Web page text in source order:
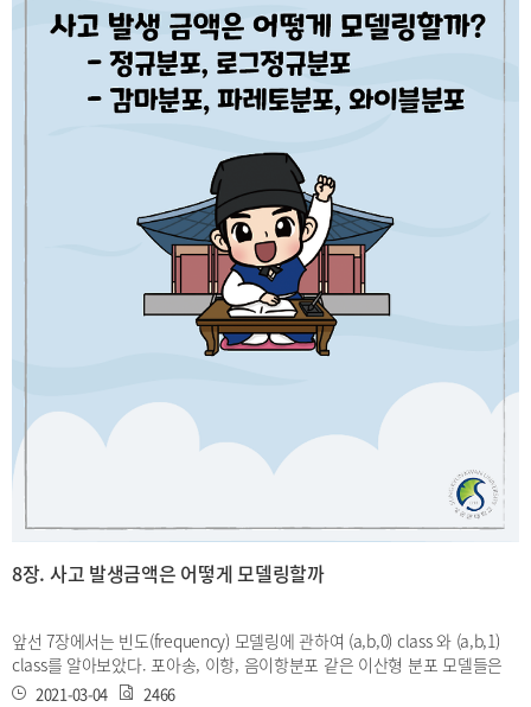
8장. 사고 발생금액은 어떻게 모델링할까
앞선 7장에서는 빈도(frequency) 모델링에 관하여 (a,b,0) class 와 (a,b,1)
class를 알아보았다. 포아송, 이항, 음이항분포 같은 이산형 분포 모델들은
주로 피보험자들의 사고건수, 즉 빈도를 표현하는데 쓰였다. 회사가 보험상
2021-03-04 2466